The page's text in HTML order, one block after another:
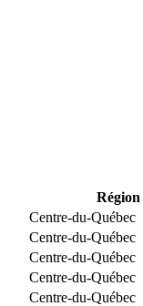
Région
Centre-du-Québec
Centre-du-Québec
Centre-du-Québec
Centre-du-Québec
Centre-du-Québec